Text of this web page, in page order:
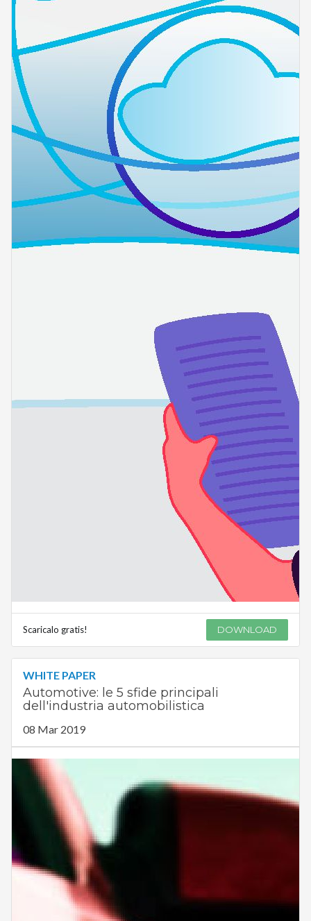
Scaricalo gratis! DOWNLOAD
WHITE PAPER
Automotive: le 5 sfide principali
dell'industria automobilistica
08 Mar 2019